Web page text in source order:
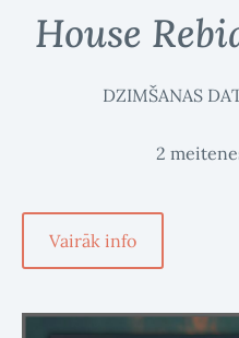
House
DZIMŠANAS
2
​Vairāk info​